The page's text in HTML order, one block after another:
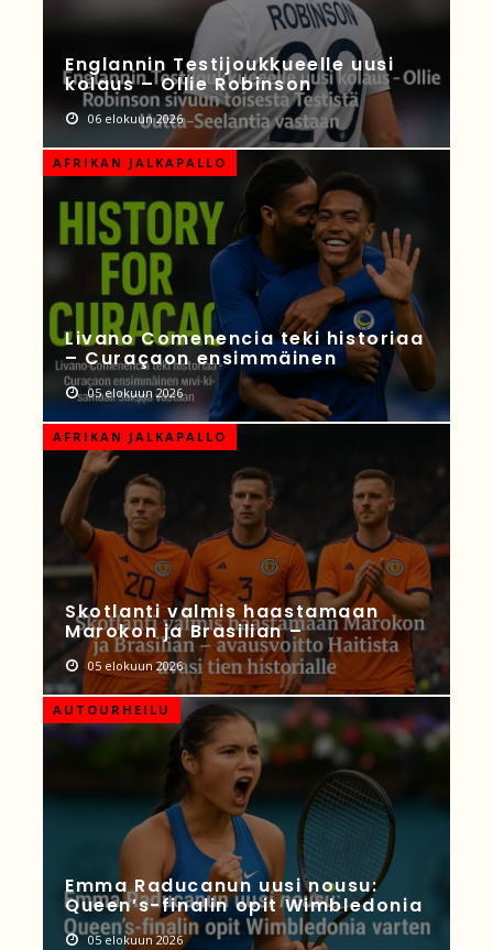
Englannin Testijoukkueelle uusi
kolaus – Ollie Robinson
06 elokuun 2026
AFRIKAN JALKAPALLO
Livano Comenencia teki historiaa
– Curaçaon ensimmäinen
05 elokuun 2026
AFRIKAN JALKAPALLO
Skotlanti valmis haastamaan
Marokon ja Brasilian –
05 elokuun 2026
AUTOURHEILU
Emma Raducanun uusi nousu:
Queen’s-finalin opit Wimbledonia
05 elokuun 2026